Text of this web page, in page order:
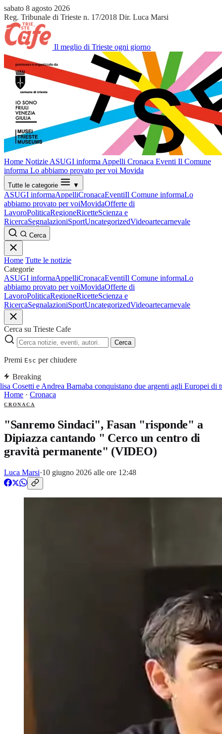
sabato 8 agosto 2026
Reg. Tribunale di Trieste n. 17/2018 Dir. Luca Marsi
Il meglio di Trieste ogni giorno
Home Notizie ASUGI informa Appelli Cronaca Eventi Il Comune
informa Lo abbiamo provato per voi Movida
Tutte le categorie ▼
ASUGI informaAppelliCronacaEventiIl Comune informaLo
abbiamo provato per voiMovidaOfferte di
LavoroPoliticaRegioneRicetteScienza e
RicercaSegnalazioniSportUncategorizedVideoartecarnevale
Cerca
Home Tutte le notizie
Categorie
ASUGI informaAppelliCronacaEventiIl Comune informaLo
abbiamo provato per voiMovidaOfferte di
LavoroPoliticaRegioneRicetteScienza e
RicercaSegnalazioniSportUncategorizedVideoartecarnevale
Cerca su Trieste Cafe
Cerca
Premi Esc per chiudere
Breaking
Cosetti e Andrea Barnaba conquistano due argenti agli Europei di
Home · Cronaca
CRONACA
"Sanremo Sindaci", Fasan "risponde" a
Dipiazza cantando " Cerco un centro di
gravità permanente" (VIDEO)
Luca Marsi·10 giugno 2026 alle ore 12:48